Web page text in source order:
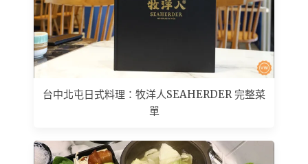
台中北屯日式料理：牧洋人SEAHERDER 完整菜
單